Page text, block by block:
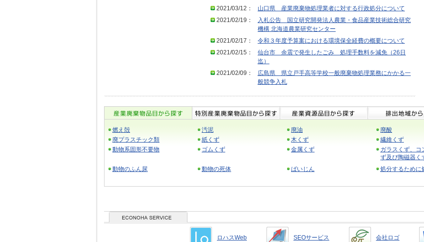
2021/03/12：
山口県 産業廃棄物処理業者に対する行政処分について
2021/02/19：
入札公告 国立研究開発法人農業・食品産業技術総合研究
機構 北海道農業研究センター
2021/02/17：
令和３年度予算案における環境保全経費の概要について
2021/02/15：
仙台市 余震で発生したごみ 処理手数料を減免（26日
迄）
2021/02/09：
広島県 県立戸手高等学校一般廃棄物処理業務にかかる一
般競争入札
燃え殻 汚泥 廃油 廃酸
廃プラスチック類
紙くず 木くず 繊維くず
動物系固形不要物
ゴムくず 金属くず
ガラスくず、コ
ず及び陶磁器く
動物のふん尿
動物の死体 ばいじん 処分するために
ロハスWeb SEOサービス 会社ロゴ